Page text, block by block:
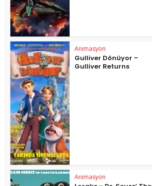
Animasyon
Gulliver Dönüyor –
Gulliver Returns
Animasyon